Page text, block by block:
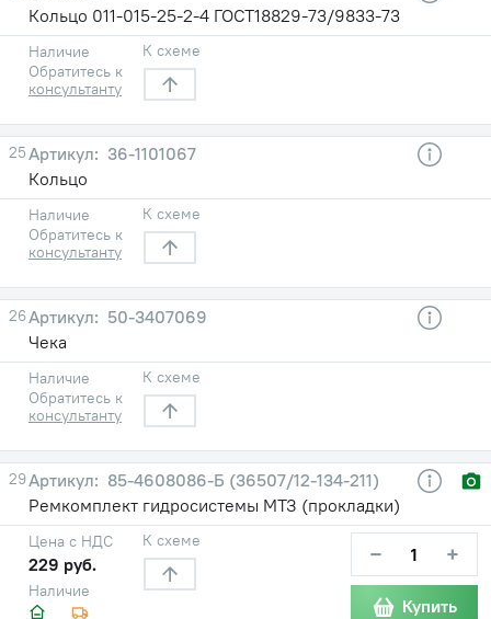
Кольцо 011-015-25-2-4 ГОСТ18829-73/9833-73
Наличие
Обратитесь к
консультанту
К схеме
25
36-1101067
Кольцо
Наличие
Обратитесь к
консультанту
К схеме
26
50-3407069
Чека
Наличие
Обратитесь к
консультанту
К схеме
29
85-4608086-Б (36507/12-134-211)
Ремкомплект гидросистемы МТЗ (прокладки)
Наличие
Цена с НДС
229 руб.
К схеме − +
Купить